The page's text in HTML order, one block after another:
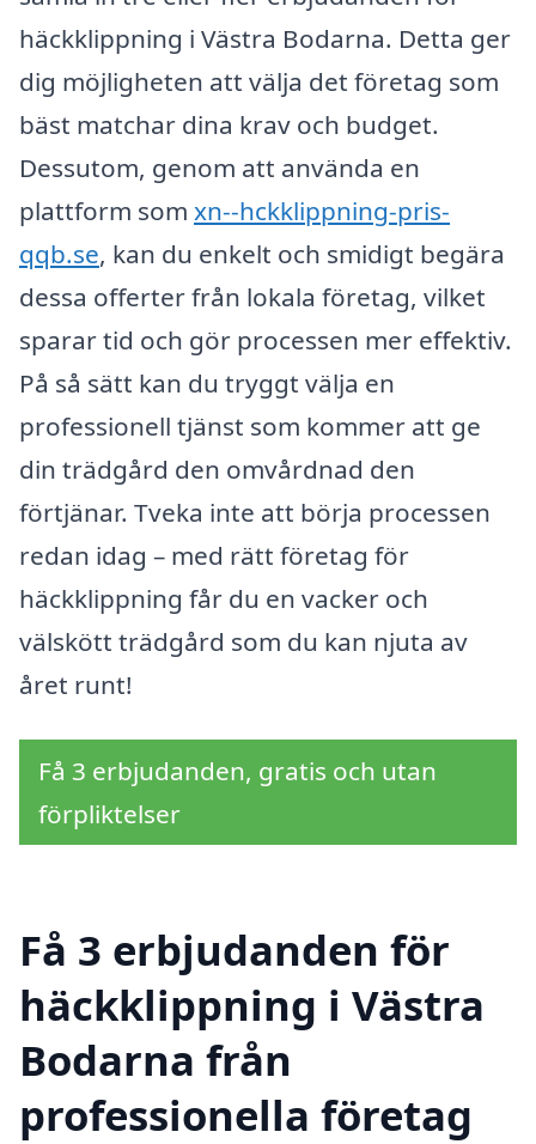
häckklippning i Västra Bodarna. Detta ger
dig möjligheten att välja det företag som
bäst matchar dina krav och budget.
Dessutom, genom att använda en
plattform som xn--hckklippning-pris-
qqb.se, kan du enkelt och smidigt begära
dessa offerter från lokala företag, vilket
sparar tid och gör processen mer effektiv.
På så sätt kan du tryggt välja en
professionell tjänst som kommer att ge
din trädgård den omvårdnad den
förtjänar. Tveka inte att börja processen
redan idag – med rätt företag för
häckklippning får du en vacker och
välskött trädgård som du kan njuta av
året runt!
Få 3 erbjudanden, gratis och utan
förpliktelser
Få 3 erbjudanden för
häckklippning i Västra
Bodarna från
professionella företag